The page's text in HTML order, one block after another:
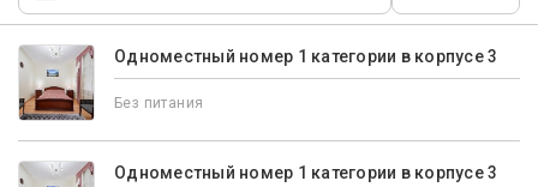
Одноместный номер 1 категории в корпусе 3
Без питания
Одноместный номер 1 категории в корпусе 3